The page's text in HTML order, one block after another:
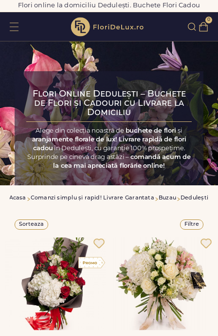
Flori online la domiciliu Dedulești. Buchete Flori Cadou
0
Flori Online Dedulești – Buchete
de Flori și Cadouri cu Livrare la
Domiciliu
Alege din colecția noastră de buchete de floriși
aranjamente florale de lux! Livrare rapidă de flori
cadouîn Dedulești, cu garanție 100% prospețime.
Surprinde pe cineva drag astăzi –comandă acum de
la cea mai apreciată florărie online!
Acasa Comanzi simplu și rapid! Livrare Garantata Buzau Dedulești
Sorteaza Filtre